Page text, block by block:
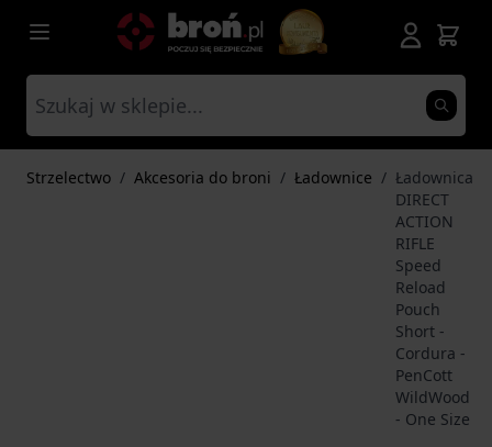
Przejdź do treści
Strzelectwo / Akcesoria do broni / Ładownice / Ładownica
DIRECT
ACTION
RIFLE
Speed
Reload
Pouch
Short -
Cordura -
PenCott
WildWood
- One Size